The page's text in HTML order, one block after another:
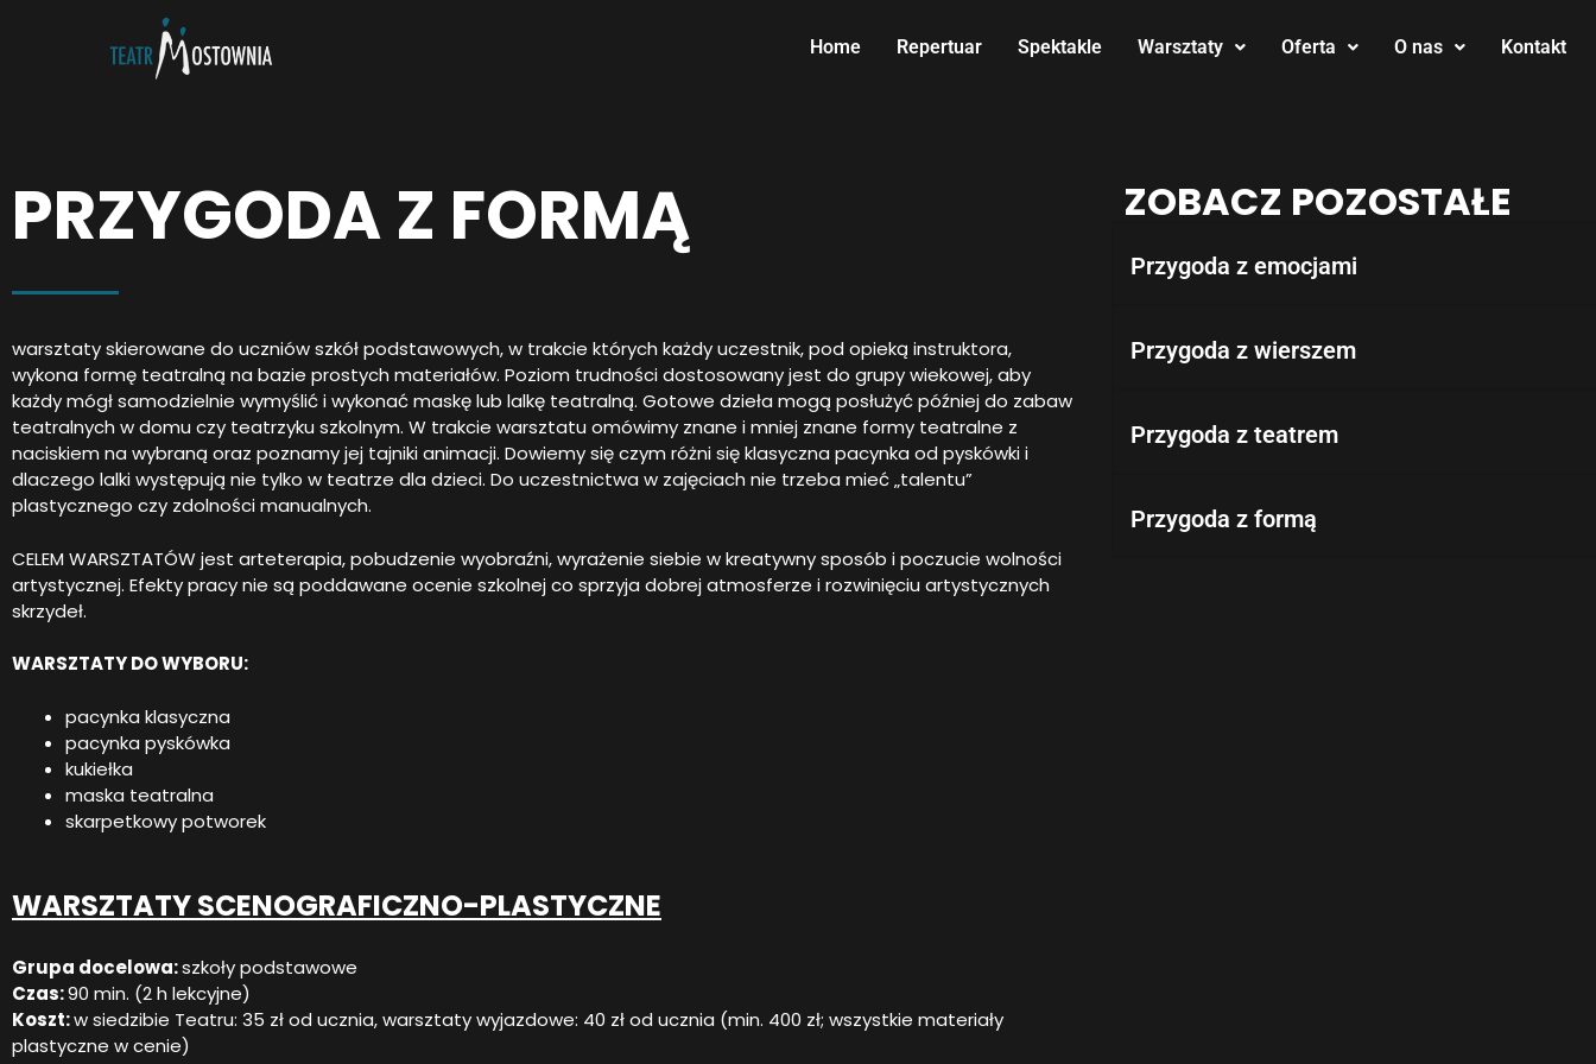
Home Repertuar Spektakle Warsztaty Oferta O nas Kontakt
PRZYGODA Z FORMĄ
warsztaty skierowane do uczniów szkół podstawowych, w trakcie których każdy uczestnik, pod opieką instruktora,
wykona formę teatralną na bazie prostych materiałów. Poziom trudności dostosowany jest do grupy wiekowej, aby
każdy mógł samodzielnie wymyślić i wykonać maskę lub lalkę teatralną. Gotowe dzieła mogą posłużyć później do zabaw
teatralnych w domu czy teatrzyku szkolnym. W trakcie warsztatu omówimy znane i mniej znane formy teatralne z
naciskiem na wybraną oraz poznamy jej tajniki animacji. Dowiemy się czym różni się klasyczna pacynka od pyskówki i
dlaczego lalki występują nie tylko w teatrze dla dzieci. Do uczestnictwa w zajęciach nie trzeba mieć „talentu”
plastycznego czy zdolności manualnych.
CELEM WARSZTATÓW jest arteterapia, pobudzenie wyobraźni, wyrażenie siebie w kreatywny sposób i poczucie wolności
artystycznej. Efekty pracy nie są poddawane ocenie szkolnej co sprzyja dobrej atmosferze i rozwinięciu artystycznych
skrzydeł.
WARSZTATY DO WYBORU:
pacynka klasyczna
pacynka pyskówka
kukiełka
maska teatralna
skarpetkowy potworek
WARSZTATY SCENOGRAFICZNO-PLASTYCZNE
Grupa docelowa:szkoły podstawowe
Czas:90 min. (2 h lekcyjne)
Koszt:w siedzibie Teatru: 35 zł od ucznia, warsztaty wyjazdowe: 40 zł od ucznia (min. 400 zł; wszystkie materiały
plastyczne w cenie)
ZOBACZ POZOSTAŁE
Przygoda z emocjami
Przygoda z wierszem
Przygoda z teatrem
Przygoda z formą